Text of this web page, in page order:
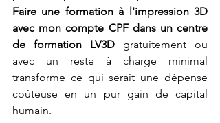
Faire une formation à l'impression 3D
avec mon compte CPF dans un centre
de formation LV3D gratuitement ou
avec un reste à charge minimal
transforme ce qui serait une dépense
coûteuse en un pur gain de capital
humain.